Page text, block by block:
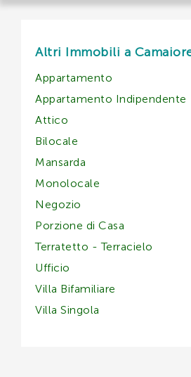
Altri Immobili a
Appartamento
Appartamento Indipendente
Attico
Bilocale
Mansarda
Monolocale
Negozio
Porzione di Casa
Terratetto - Terracielo
Ufficio
Villa Bifamiliare
Villa Singola